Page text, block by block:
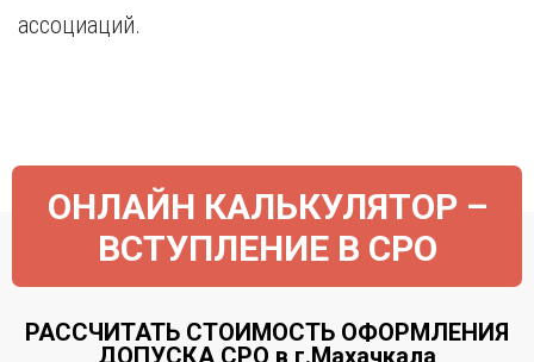
ассоциаций.
ОНЛАЙН КАЛЬКУЛЯТОР –
ВСТУПЛЕНИЕ В СРО
РАССЧИТАТЬ СТОИМОСТЬ ОФОРМЛЕНИЯ
ДОПУСКА СРО в г.Махачкала